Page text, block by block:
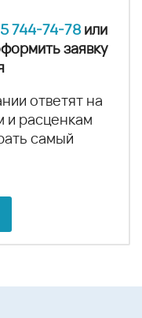
744-74-78 или
заявку
ответят на
и расценкам
самый